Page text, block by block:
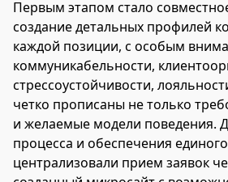
Первым этапом стало
создание детальных профилей
каждой позиции, с особым
коммуникабельности,
стрессоустойчивости,
четко прописаны не только
и желаемые модели поведения.
процесса и обеспечения
централизовали прием заявок